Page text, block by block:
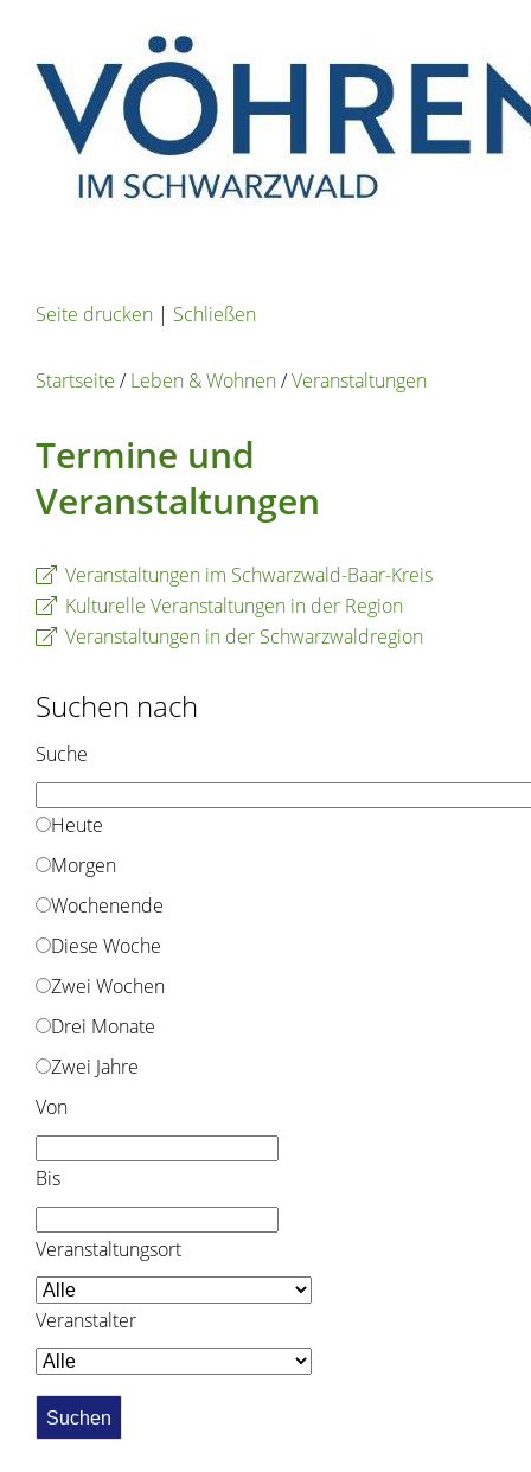
Seite drucken | Schließen
Startseite /Leben & Wohnen/Veranstaltungen
Termine und
Veranstaltungen
Veranstaltungen im Schwarzwald-Baar-Kreis
Kulturelle Veranstaltungen in der Region
Veranstaltungen in der Schwarzwaldregion
Suchen nach
Suche
Heute
Morgen
Wochenende
Diese Woche
Zwei Wochen
Drei Monate
Zwei Jahre
Von
Bis
Veranstaltungsort
Veranstalter